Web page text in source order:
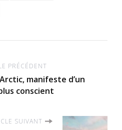
PRÉCÉDENT
manifeste d’un
conscient
SUIVANT